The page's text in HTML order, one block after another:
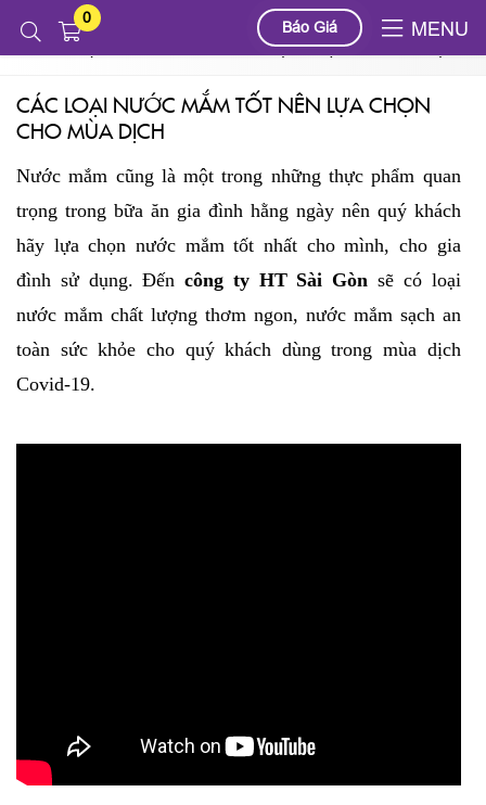
0
Báo Giá MENU
Tin tức
CÁC LOẠI NƯỚC MẮM TỐT NÊN LỰA CHỌN CHO MÙA DỊCH
CÁC LOẠI NƯỚC MẮM TỐT NÊN LỰA CHỌN
CHO MÙA DỊCH
Nước mắm cũng là một trong những thực phẩm quan
trọng trong bữa ăn gia đình hằng ngày nên quý khách
hãy lựa chọn nước mắm tốt nhất cho mình, cho gia
đình sử dụng. Đếncông ty HT Sài Gòn sẽ có loại
nước mắm chất lượng thơm ngon, nước mắm sạch an
toàn sức khỏe cho quý khách dùng trong mùa dịch
Covid-19.